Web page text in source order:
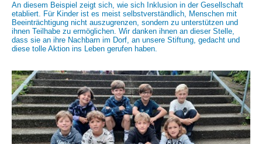
An diesem Beispiel zeigt sich, wie sich Inklusion in der Gesellschaft
etabliert. Für Kinder ist es meist selbstverständlich, Menschen mit
Beeinträchtigung nicht auszugrenzen, sondern zu unterstützen und
ihnen Teilhabe zu ermöglichen. Wir danken ihnen an dieser Stelle,
dass sie an ihre Nachbarn im Dorf, an unsere Stiftung, gedacht und
diese tolle Aktion ins Leben gerufen haben.